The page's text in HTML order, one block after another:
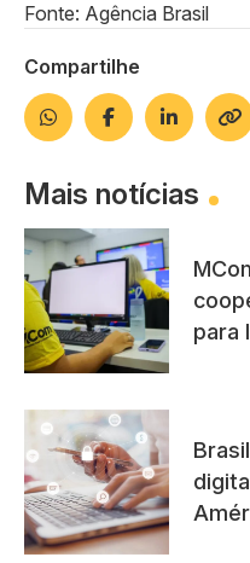
Fonte: Agência Brasil
Compartilhe
Mais notícias
para